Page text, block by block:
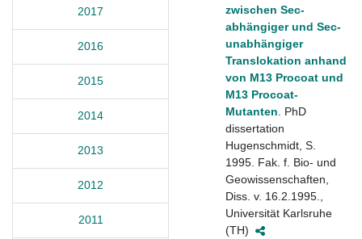
2017
2016
2015
2014
2013
2012
2011
zwischen Sec-
abhängiger und Sec-
unabhängiger
Translokation anhand
von M13 Procoat und
M13 Procoat-
Mutanten . PhD
dissertation
Hugenschmidt, S.
1995. Fak. f. Bio- und
Geowissenschaften,
Diss. v. 16.2.1995.,
Universität Karlsruhe
(TH)